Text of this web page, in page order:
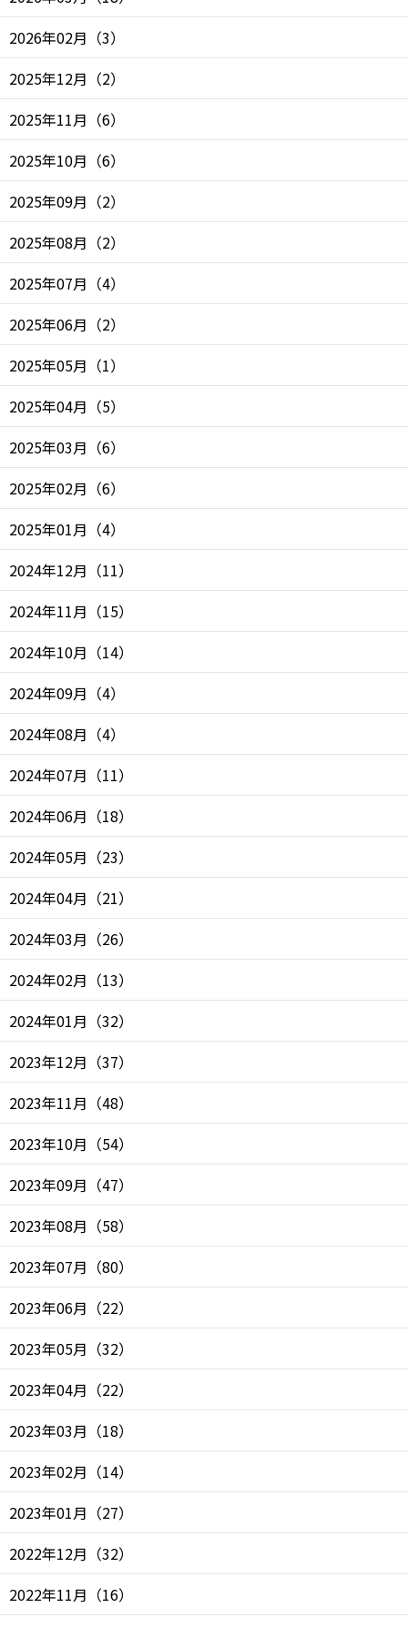
2026年02月 （3）
2025年12月 （2）
2025年11月 （6）
2025年10月 （6）
2025年09月 （2）
2025年08月 （2）
2025年07月 （4）
2025年06月 （2）
2025年05月 （1）
2025年04月 （5）
2025年03月 （6）
2025年02月 （6）
2025年01月 （4）
2024年12月 （11）
2024年11月 （15）
2024年10月 （14）
2024年09月 （4）
2024年08月 （4）
2024年07月 （11）
2024年06月 （18）
2024年05月 （23）
2024年04月 （21）
2024年03月 （26）
2024年02月 （13）
2024年01月 （32）
2023年12月 （37）
2023年11月 （48）
2023年10月 （54）
2023年09月 （47）
2023年08月 （58）
2023年07月 （80）
2023年06月 （22）
2023年05月 （32）
2023年04月 （22）
2023年03月 （18）
2023年02月 （14）
2023年01月 （27）
2022年12月 （32）
2022年11月 （16）